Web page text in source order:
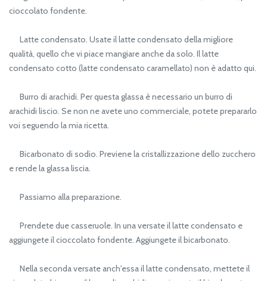
cioccolato fondente.
Latte condensato. Usate il latte condensato della migliore
qualità, quello che vi piace mangiare anche da solo. Il latte
condensato cotto (latte condensato caramellato) non è adatto qui.
Burro di arachidi. Per questa glassa è necessario un burro di
arachidi liscio. Se non ne avete uno commerciale, potete prepararlo
voi seguendo la mia ricetta.
Bicarbonato di sodio. Previene la cristallizzazione dello zucchero
e rende la glassa liscia.
Passiamo alla preparazione.
Prendete due casseruole. In una versate il latte condensato e
aggiungete il cioccolato fondente. Aggiungete il bicarbonato.
Nella seconda versate anch'essa il latte condensato, mettete il